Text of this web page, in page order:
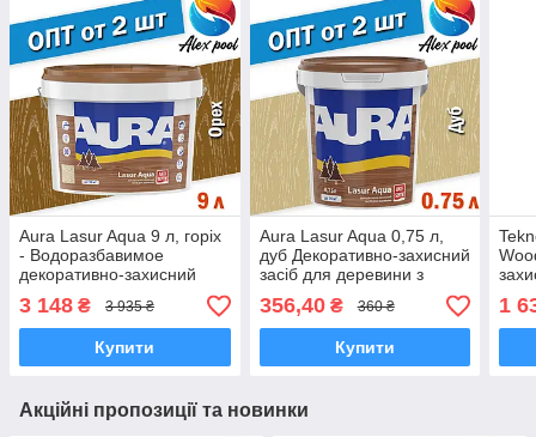
Aura Lasur Aqua 9 л, горіх
- Водоразбавимое
декоративно-захисний
засіб для дерев'яних
поверхонь
3 148 ₴ 3 935 ₴
Купити
Aura Lasur Aqua 0,75 л,
дуб Декоративно-захисний
засіб для деревини з
антисептиком і УФ
фільтром
356,40₴ 360 ₴
Купити
1
Акційні пропозиції та новинки